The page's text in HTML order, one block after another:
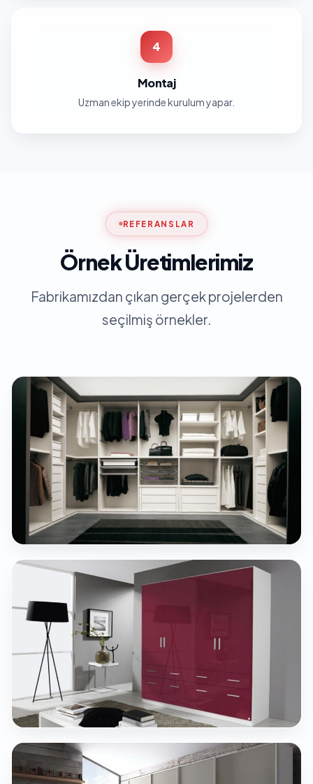
4
Montaj
Uzman ekip yerinde kurulum yapar.
REFERANSLAR
Örnek Üretimlerimiz
Fabrikamızdan çıkan gerçek projelerden
seçilmiş örnekler.